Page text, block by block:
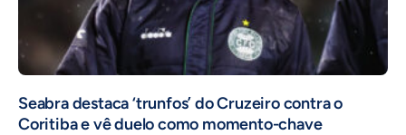
Seabra destaca ‘trunfos’ do Cruzeiro contra o
Coritiba e vê duelo como momento-chave